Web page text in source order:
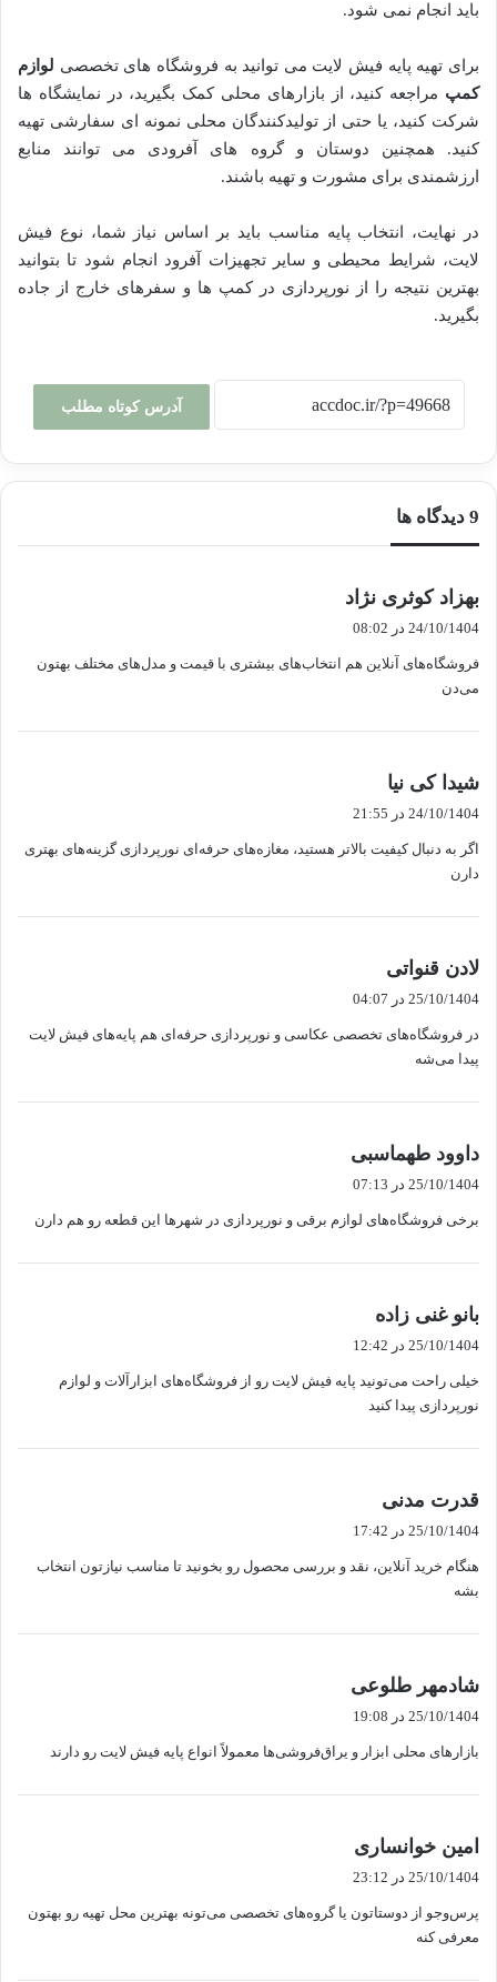
باید انجام نمی شود.
برای تهیه پایه فیش لایت می توانید به فروشگاه های تخصصی لوازم
کمپ مراجعه کنید، از بازارهای محلی کمک بگیرید، در نمایشگاه ها
شرکت کنید، یا حتی از تولیدکنندگان محلی نمونه ای سفارشی تهیه
کنید. همچنین دوستان و گروه های آفرودی می توانند منابع
ارزشمندی برای مشورت و تهیه باشند.
در نهایت، انتخاب پایه مناسب باید بر اساس نیاز شما، نوع فیش
لایت، شرایط محیطی و سایر تجهیزات آفرود انجام شود تا بتوانید
بهترین نتیجه را از نورپردازی در کمپ ها و سفرهای خارج از جاده
بگیرید.
آدرس کوتاه مطلب
‫9 دیدگاه ها
بهزاد کوثری نژاد
24/10/1404 در 08:02
فروشگاه‌های آنلاین هم انتخاب‌های بیشتری با قیمت و مدل‌های مختلف بهتون
می‌دن
شیدا کی نیا
:
24/10/1404 در 21:55
اگر به دنبال کیفیت بالاتر هستید، مغازه‌های حرفه‌ای نورپردازی گزینه‌های بهتری
دارن
لادن قنواتی
25/10/1404 در 04:07
در فروشگاه‌های تخصصی عکاسی و نورپردازی حرفه‌ای هم پایه‌های فیش لایت
پیدا می‌شه
داوود طهماسبی
:
25/10/1404 در 07:13
برخی فروشگاه‌های لوازم برقی و نورپردازی در شهرها این قطعه رو هم دارن
بانو غنی زاده
:
25/10/1404 در 12:42
خیلی راحت می‌تونید پایه فیش لایت رو از فروشگاه‌های ابزارآلات و لوازم
نورپردازی پیدا کنید
قدرت مدنی
:
25/10/1404 در 17:42
هنگام خرید آنلاین، نقد و بررسی محصول رو بخونید تا مناسب نیازتون انتخاب
بشه
شادمهر طلوعی
:
25/10/1404 در 19:08
بازارهای محلی ابزار و یراق‌فروشی‌ها معمولاً انواع پایه فیش لایت رو دارند
امین خوانساری
:
25/10/1404 در 23:12
پرس‌وجو از دوستاتون یا گروه‌های تخصصی می‌تونه بهترین محل تهیه رو بهتون
معرفی کنه